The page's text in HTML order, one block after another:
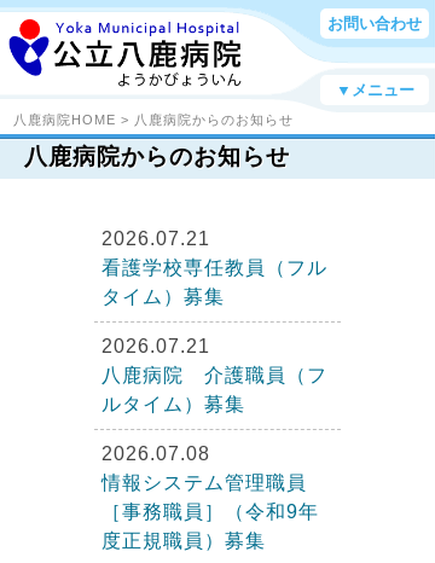
お問い合わせ
▼メニュー
八鹿病院HOME > 八鹿病院からのお知らせ
八鹿病院からのお知らせ
2026.07.21
看護学校専任教員（フル
タイム）募集
2026.07.21
八鹿病院 介護職員（フ
ルタイム）募集
2026.07.08
情報システム管理職員
［事務職員］（令和9年
度正規職員）募集